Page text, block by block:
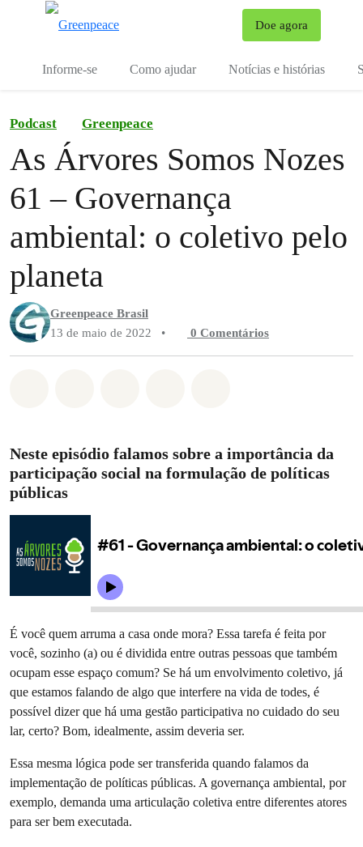
Doe agora
Informe-se Como ajudar Notícias e histórias
Podcast Greenpeace
As Árvores Somos Nozes
61 – Governança
ambiental: o coletivo pelo
planeta
Greenpeace Brasil
13 de maio de 2022
• 0 Comentários
Neste episódio falamos sobre a importância da
participação social na formulação de políticas
públicas
É você quem arruma a casa onde mora? Essa tarefa é feita por
você, sozinho (a) ou é dividida entre outras pessoas que também
ocupam esse espaço comum? Se há um envolvimento coletivo, já
que estamos falando de algo que interfere na vida de todes, é
possível dizer que há uma gestão participativa no cuidado do seu
lar, certo? Bom, idealmente, assim deveria ser.
Essa mesma lógica pode ser transferida quando falamos da
implementação de políticas públicas. A governança ambiental, por
exemplo, demanda uma articulação coletiva entre diferentes atores
para ser bem executada.